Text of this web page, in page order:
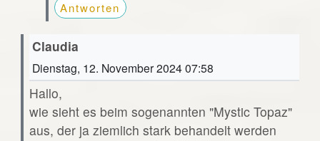
Antworten
Claudia
Dienstag, 12. November 2024 07:58
Hallo,
wie sieht es beim sogenannten "Mystic Topaz"
aus, der ja ziemlich stark behandelt werden